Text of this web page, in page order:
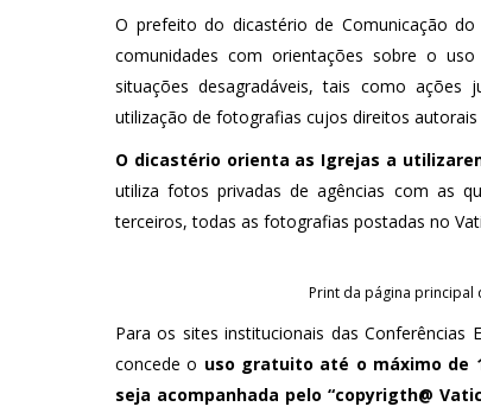
O prefeito do dicastério de Comunicação
comunidades com orientações sobre o
situações desagradáveis, tais como ações
utilização de fotografias cujos direitos
O dicastério orienta as Igrejas a
utiliza fotos privadas de agências com as
terceiros, todas as fotografias postadas no
Print da página principal
Para os sites institucionais das Conferências
concede o uso gratuito até o máximo de
seja acompanhada pelo “copyrigth@